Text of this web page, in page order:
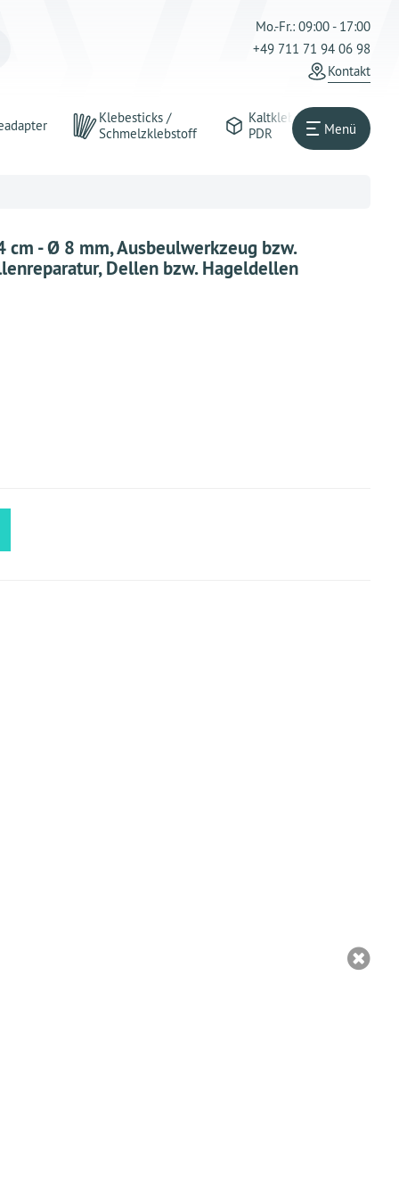
Mo.-Fr.: 09:00 - 17:00
+49 711 71 94 06 98
Kontakt
Klebesticks /
Schmelzklebstoff
Kaltkleber
PDR
Menü
cm - Ø 8 mm, Ausbeulwerkzeug bzw.
Dellen bzw. Hageldellen